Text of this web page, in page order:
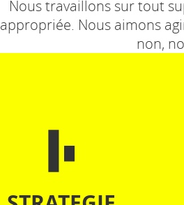
Nous travaillons sur tout
appropriée. Nous aimons
non,